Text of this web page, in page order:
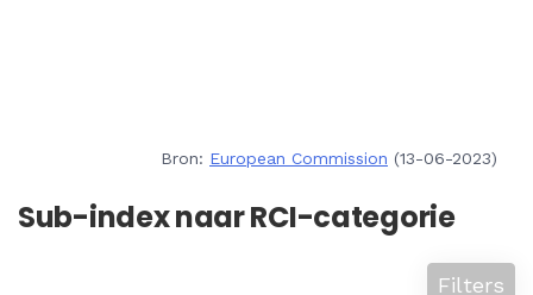
Bron: European Commission (13-06-2023)
Sub-index naar RCI-categorie
Filters